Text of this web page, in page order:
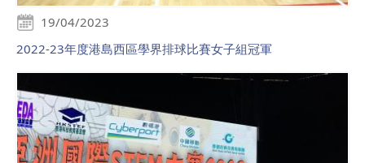
19/04/2023
2022-23年度港島西區學界排球比賽女子組冠軍